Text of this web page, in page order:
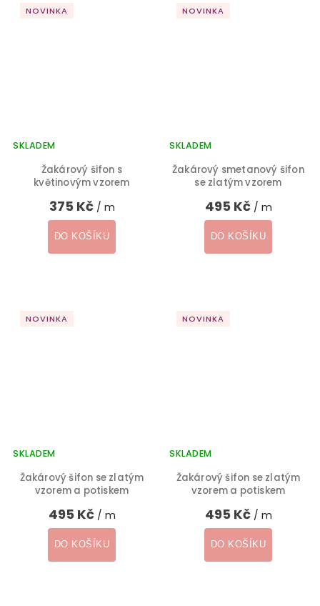
NOVINKA
Žakárový šifon s
květinovým vzorem
SKLADEM
375 Kč / m
DO KOŠÍKU
NOVINKA
Žakárový smetanový šifon
se zlatým vzorem
SKLADEM
495 Kč / m
DO KOŠÍKU
NOVINKA
Žakárový šifon se zlatým
vzorem a potiskem
SKLADEM
495 Kč / m
DO KOŠÍKU
NOVINKA
Žakárový šifon se zlatým
vzorem a potiskem
SKLADEM
495 Kč / m
DO KOŠÍKU